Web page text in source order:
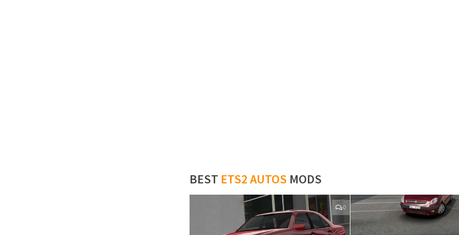
BEST ETS2 AUTOS MODS
0